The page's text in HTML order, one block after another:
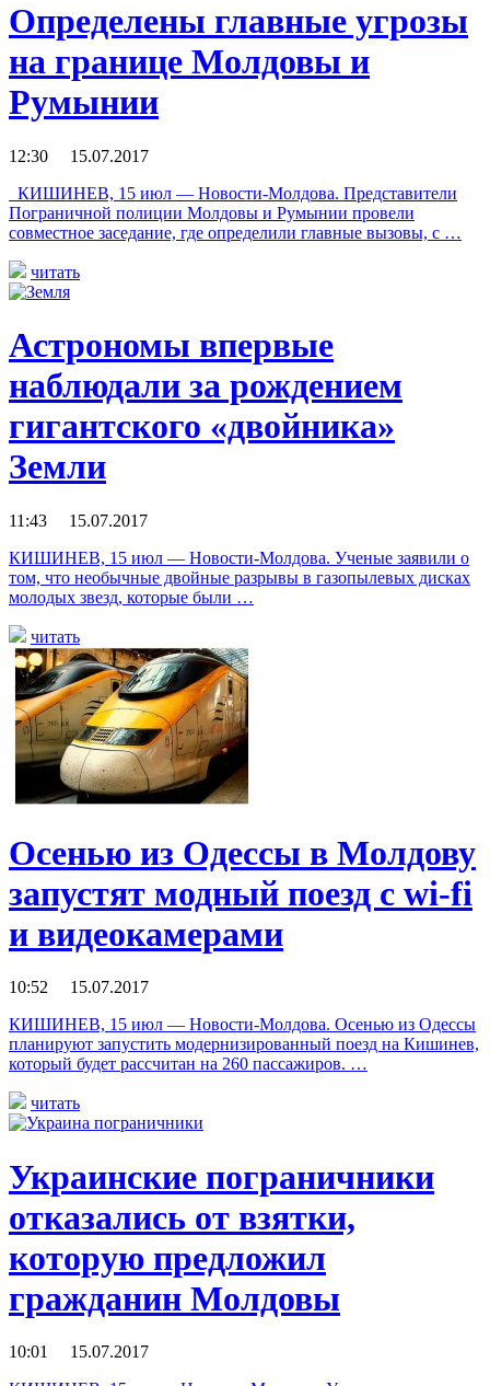
Определены главные угрозы
на границе Молдовы и
Румынии
12:30 15.07.2017
КИШИНЕВ, 15 июл — Новости-Молдова. Представители
Пограничной полиции Молдовы и Румынии провели
совместное заседание, где определили главные вызовы, с …
читать
Астрономы впервые
наблюдали за рождением
гигантского «двойника»
Земли
11:43 15.07.2017
КИШИНЕВ, 15 июл — Новости-Молдова. Ученые заявили о
том, что необычные двойные разрывы в газопылевых дисках
молодых звезд, которые были …
читать
Осенью из Одессы в Молдову
запустят модный поезд с wi-fi
и видеокамерами
10:52 15.07.2017
КИШИНЕВ, 15 июл — Новости-Молдова. Осенью из Одессы
планируют запустить модернизированный поезд на Кишинев,
который будет рассчитан на 260 пассажиров. …
читать
Украинские пограничники
отказались от взятки,
которую предложил
гражданин Молдовы
10:01 15.07.2017